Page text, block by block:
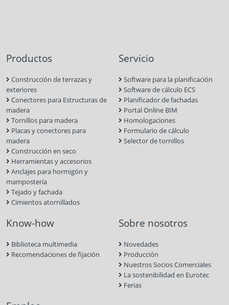
Productos
Construcción de terrazas y
exteriores
Conectores para Estructuras de
madera
Tornillos para madera
Placas y conectores para
madera
Construcción en seco
Herramientas y accesorios
Anclajes para hormigón y
mampostería
Tejado y fachada
Cimientos atornillados
Servicio
Software para la planificación
Software de cálculo ECS
Planificador de fachadas
Portal Online BIM
Homologaciones
Formulario de cálculo
Selector de tornillos
Know-how
Biblioteca multimedia
Recomendaciones de fijación
Sobre nosotros
Novedades
Producción
Nuestros Socios Comerciales
La sostenibilidad en Eurotec
Ferias